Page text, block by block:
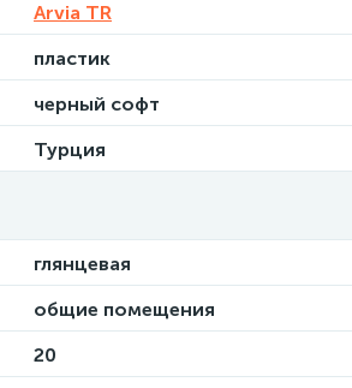
Arvia TR
пластик
черный софт
Турция
глянцевая
общие помещения
20